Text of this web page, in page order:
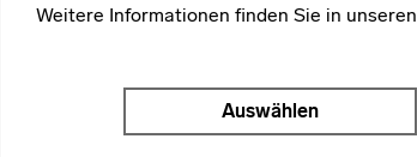
Weitere Informationen finden Sie in unseren
Auswählen